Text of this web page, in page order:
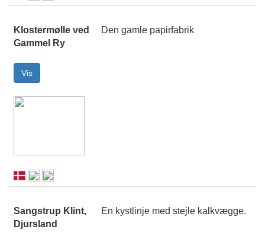
Klostermølle ved
Gammel Ry
Den gamle papirfabrik
Sangstrup Klint,
Djursland
En kystlinje med stejle kalkvægge.